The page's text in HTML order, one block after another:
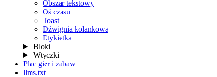
Obszar tekstowy
Oś czasu
Toast
Dźwignia kolankowa
Etykietka
Bloki
Wtyczki
Plac gier i zabaw
llms.txt